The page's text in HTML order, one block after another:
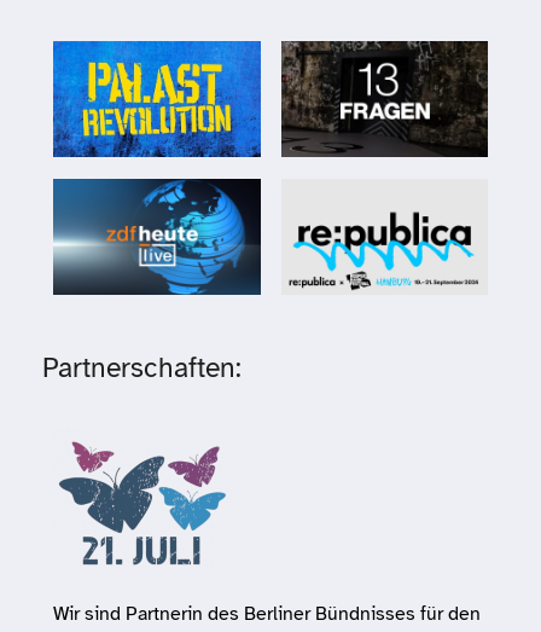
Partnerschaften:
Wir sind Partnerin des Berliner Bündnisses für den